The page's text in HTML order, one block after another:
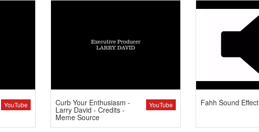
YouTube YouTube
Curb Your Enthusiasm -
Larry David - Credits -
Meme Source
Fahh Sound Effect